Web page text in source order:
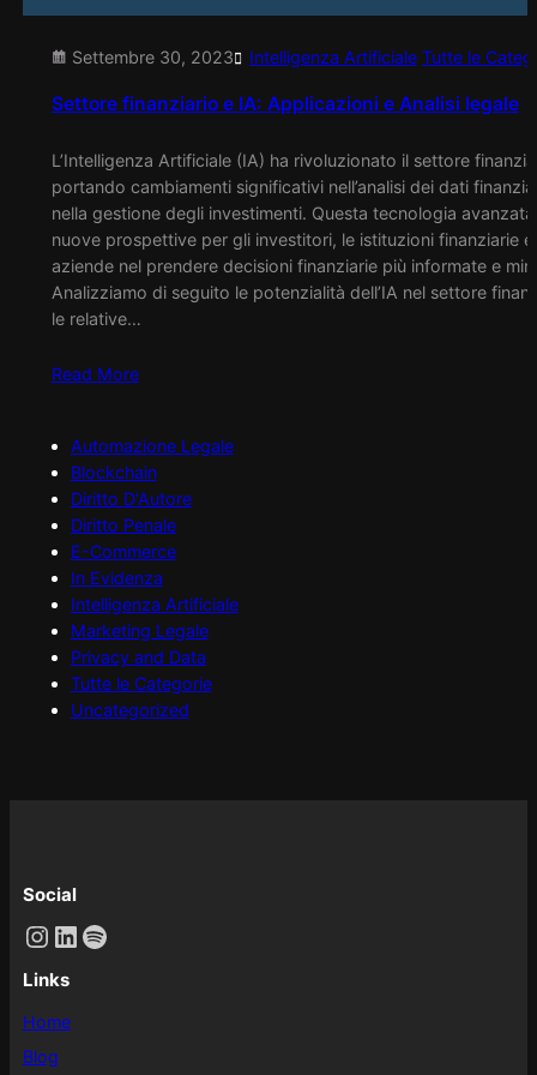
Settembre 30, 2023 Intelligenza Artificiale Tutte le
Settore finanziario e IA: Applicazioni e Analisi legale
L’Intelligenza Artificiale (IA) ha rivoluzionato il settore
portando cambiamenti significativi nell’analisi dei dati
nella gestione degli investimenti. Questa tecnologia
nuove prospettive per gli investitori, le istituzioni finanziarie e
aziende nel prendere decisioni finanziarie più informate e
Analizziamo di seguito le potenzialità dell’IA nel settore
le relative…
Read More
Automazione Legale
Blockchain
Diritto D'Autore
Diritto Penale
E-Commerce
In Evidenza
Intelligenza Artificiale
Marketing Legale
Privacy and Data
Tutte le Categorie
Uncategorized
Social
Instagram LinkedIn Spotify
Links
Home
Blog